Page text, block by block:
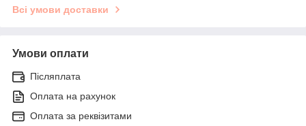
Всі умови доставки
Умови оплати
Післяплата
Оплата на рахунок
Оплата за реквізитами